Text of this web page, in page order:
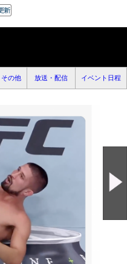
その他 放送・配信 イベント日程